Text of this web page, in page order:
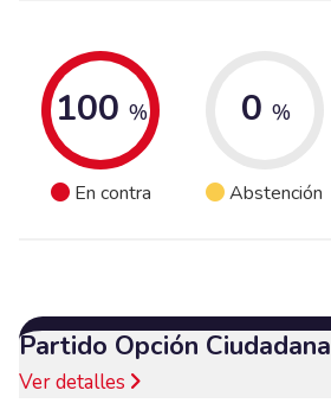
100 %
En contra
0 %
Abstención
Partido Opción Ciudadana
Ver detalles